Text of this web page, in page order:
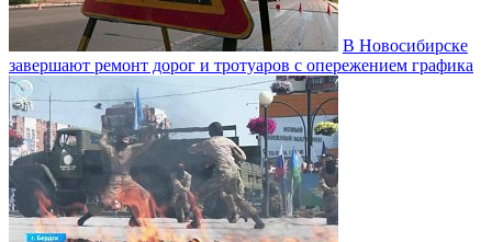
В Новосибирске
завершают ремонт дорог и тротуаров с опережением графика